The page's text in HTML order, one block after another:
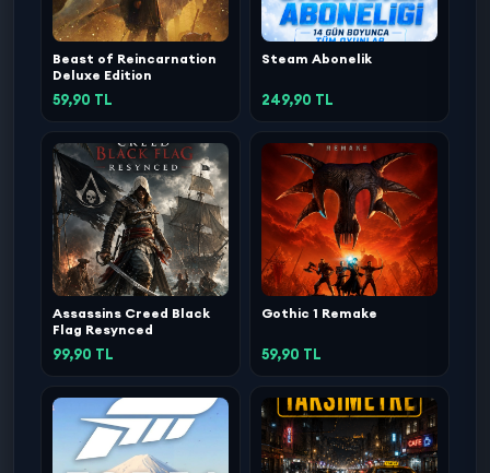
Beast of Reincarnation
Deluxe Edition
59,90 TL
Steam Abonelik
249,90 TL
Assassins Creed Black
Flag Resynced
99,90 TL
Gothic 1 Remake
59,90 TL